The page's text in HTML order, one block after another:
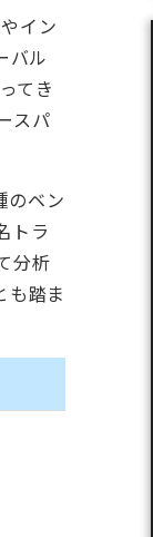
イン
バル
てき
スパ
のベン
トラ
分析
も踏ま